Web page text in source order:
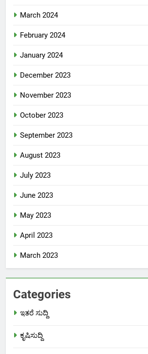
March 2024
February 2024
January 2024
December 2023
November 2023
October 2023
September 2023
August 2023
July 2023
June 2023
May 2023
April 2023
March 2023
Categories
ಇತರೆ ಸುದ್ದಿ
ಕೃಷಿಸುದ್ದಿ